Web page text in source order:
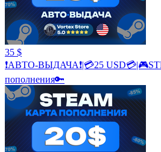
35 $
❗АВТО-ВЫДАЧА❗|💳25
пополнения🔑